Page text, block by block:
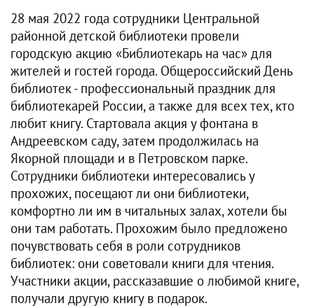
28 мая 2022 года сотрудники Центральной
районной детской библиотеки провели
городскую акцию «Библиотекарь на час» для
жителей и гостей города. Общероссийский День
библиотек - профессиональный праздник для
библиотекарей России, а также для всех тех, кто
любит книгу. Стартовала акция у фонтана в
Андреевском саду, затем продолжилась на
Якорной площади и в Петровском парке.
Сотрудники библиотеки интересовались у
прохожих, посещают ли они библиотеки,
комфортно ли им в читальных залах, хотели бы
они там работать. Прохожим было предложено
почувствовать себя в роли сотрудников
библиотек: они советовали книги для чтения.
Участники акции, рассказавшие о любимой книге,
получали другую книгу в подарок.